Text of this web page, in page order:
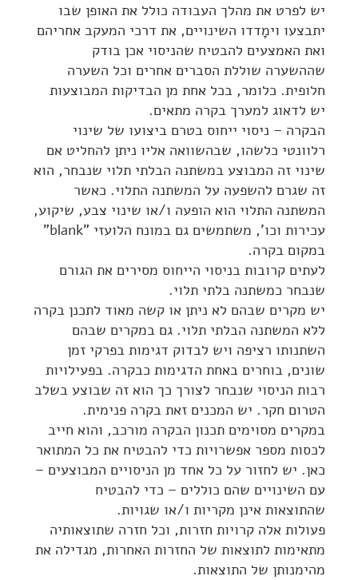
יש לפרט את מהלך העבודה כולל את האופן שבו
יתבצעו וימָדדו השינויים, את דרכי המעקב אחריהם
ואת האמצעים להבטיח שהניסוי אכן בודק
שההשערה שוללת הסברים אחרים וכל השערה
חלופית. כלומר, בכל אחת מן הבדיקות המבוצעות
יש לדאוג למערך בקרה מתאים.
הבקרה – ניסוי ייחוס בטרם ביצועו של שינוי
רלוונטי כלשהו, שבהשוואה אליו ניתן להחליט אם
שינוי זה המבוצע במשתנה הבלתי תלוי שנבחר, הוא
זה שגרם להשפעה על המשתנה התלוי. כאשר
המשתנה התלוי הוא הופעה ו/או שינוי צבע, שיקוע,
עכירות וכו', משתמשים גם במונח הלועזי "blank"
במקום בקרה.
לעתים קרובות בניסוי הייחוס מסירים את הגורם
שנבחר כמשתנה בלתי תלוי.
יש מקרים שבהם לא ניתן או קשה מאוד לתכנן בקרה
ללא המשתנה הבלתי תלוי. גם במקרים שבהם
השתנותו רציפה ויש לבדוק דגימות בפרקי זמן
שונים, בוחרים באחת הדגימות כבקרה. בפעילויות
רבות הניסוי שנבחר לצורך כך הוא זה שבוצע בשלב
הטרום חקר. יש המכנים זאת בקרה פנימית.
במקרים מסוימים תכנון הבקרה מורכב, והוא חייב
לכסות מספר אפשרויות כדי להבטיח את כל המתואר
כאן. יש לחזור על כל אחד מן הניסויים המבוצעים –
עם השינויים שהם כוללים – כדי להבטיח
שהתוצאות אינן מקריות ו/או שגויות.
פעולות אלה קרויות חזרות, וכל חזרה שתוצאותיה
מתאימות לתוצאות של החזרות האחרות, מגדילה את
מהימנותן של התוצאות.